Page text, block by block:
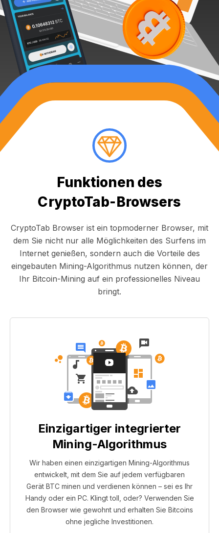
Funktionen des
CryptoTab-Browsers
CryptoTab Browser ist ein topmoderner Browser, mit
dem Sie nicht nur alle Möglichkeiten des Surfens im
Internet genießen, sondern auch die Vorteile des
eingebauten Mining-Algorithmus nutzen können, der
Ihr Bitcoin-Mining auf ein professionelles Niveau
bringt.
Einzigartiger integrierter
Mining-Algorithmus
Wir haben einen einzigartigen Mining-Algorithmus
entwickelt, mit dem Sie auf jedem verfügbaren
Gerät BTC minen und verdienen können – sei es Ihr
Handy oder ein PC. Klingt toll, oder? Verwenden Sie
den Browser wie gewohnt und erhalten Sie Bitcoins
ohne jegliche Investitionen.